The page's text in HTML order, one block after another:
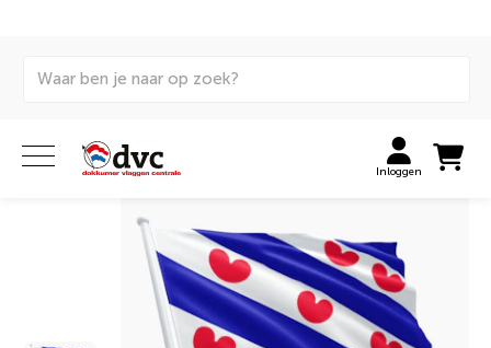
Inloggen